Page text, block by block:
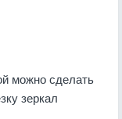
можно сделать
зеркал